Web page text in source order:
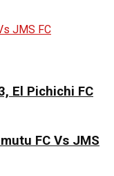
El Pichichi FC
FC Vs JMS